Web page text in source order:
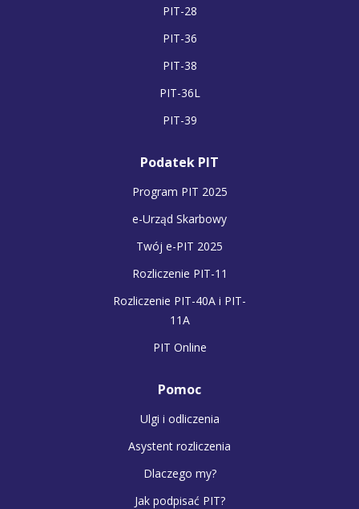
PIT-28
PIT-36
PIT-38
PIT-36L
PIT-39
Podatek PIT
Program PIT 2025
e-Urząd Skarbowy
Twój e-PIT 2025
Rozliczenie PIT-11
Rozliczenie PIT-40A i PIT-
11A
PIT Online
Pomoc
Ulgi i odliczenia
Asystent rozliczenia
Dlaczego my?
Jak podpisać PIT?